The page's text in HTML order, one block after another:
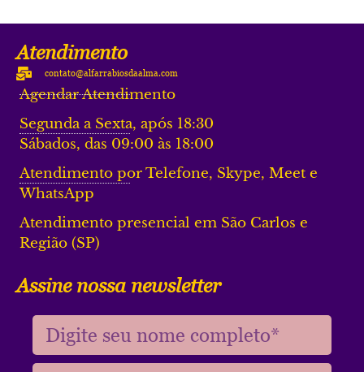
Atendimento
contato@alfarrabiosdaalma.com
Agendar Atendimento
Segunda a Sexta, após 18:30
Sábados, das 09:00 às 18:00
Atendimento por Telefone, Skype, Meet e
WhatsApp
Atendimento presencial em São Carlos e
Região (SP)
Assine nossa newsletter